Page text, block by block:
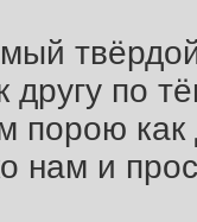
другу по
порою как
нам и